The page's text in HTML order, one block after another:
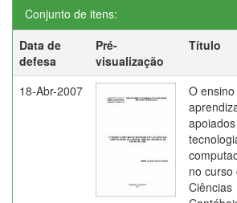
Conjunto de itens:
Data de
defesa
Pré-
visualização
Título
18-Abr-2007
O
no curso
Ciências